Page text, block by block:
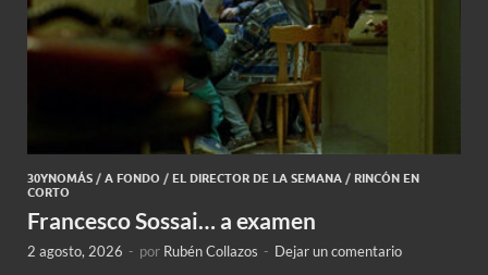
30YNOMÁS / A FONDO / EL DIRECTOR DE LA SEMANA / RINCÓN EN
CORTO
Francesco Sossai… a examen
2 agosto, 2026 - por Rubén Collazos - Dejar un comentario